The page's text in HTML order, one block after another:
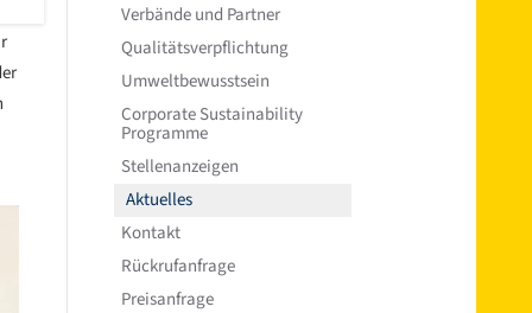
Verbände und Partner
Qualitätsverpflichtung
Umweltbewusstsein
Corporate Sustainability
Programme
Stellenanzeigen
Aktuelles
Kontakt
Rückrufanfrage
Preisanfrage